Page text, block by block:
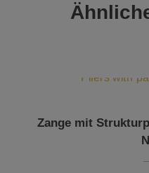
Zange mit